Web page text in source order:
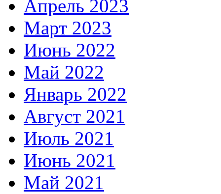
Апрель 2023
Март 2023
Июнь 2022
Май 2022
Январь 2022
Август 2021
Июль 2021
Июнь 2021
Май 2021